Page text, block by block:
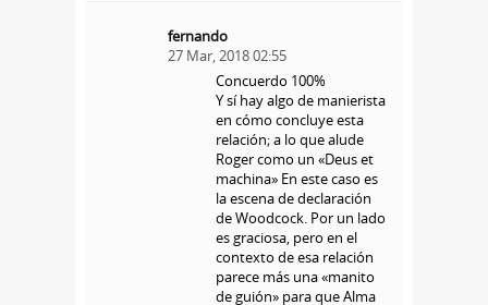
fernando
27 Mar, 2018 02:55
Concuerdo 100%
Y sí hay algo de manierista
en cómo concluye esta
relación; a lo que alude
Roger como un «Deus et
machina» En este caso es
la escena de declaración
de Woodcock. Por un lado
es graciosa, pero en el
contexto de esa relación
parece más una «manito
de guión» para que Alma